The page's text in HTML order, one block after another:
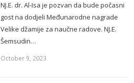
NJ.E. dr. Al-Isa je pozvan da bude počasni
gost na dodjeli Međunarodne nagrade
Velike džamije za naučne radove. NJ.E.
Šemsudin…
October 9, 2023